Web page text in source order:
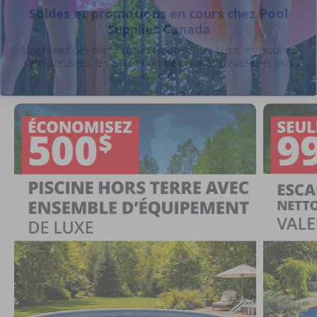
Soldes et promotions en cours chez Pool
Supplies Canada
Magasinez des offres sur les piscines hors terre, les piscines
semi-creusées, les ensembles de piscines creusées et plus
encore.